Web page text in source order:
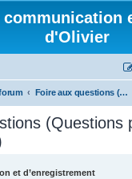
communication
d'Olivier
Foire aux questions (Questions posées fréquemment)
(Questions
et d’enregistrement